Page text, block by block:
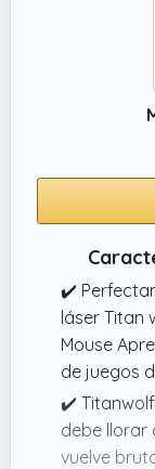
la
hecha de
tiene
garantizar
superficie
evitar
bebidas u
✔️
láser Titan
Mouse
de juegos
✔️ Titanwolf
debe llorar
vuelve